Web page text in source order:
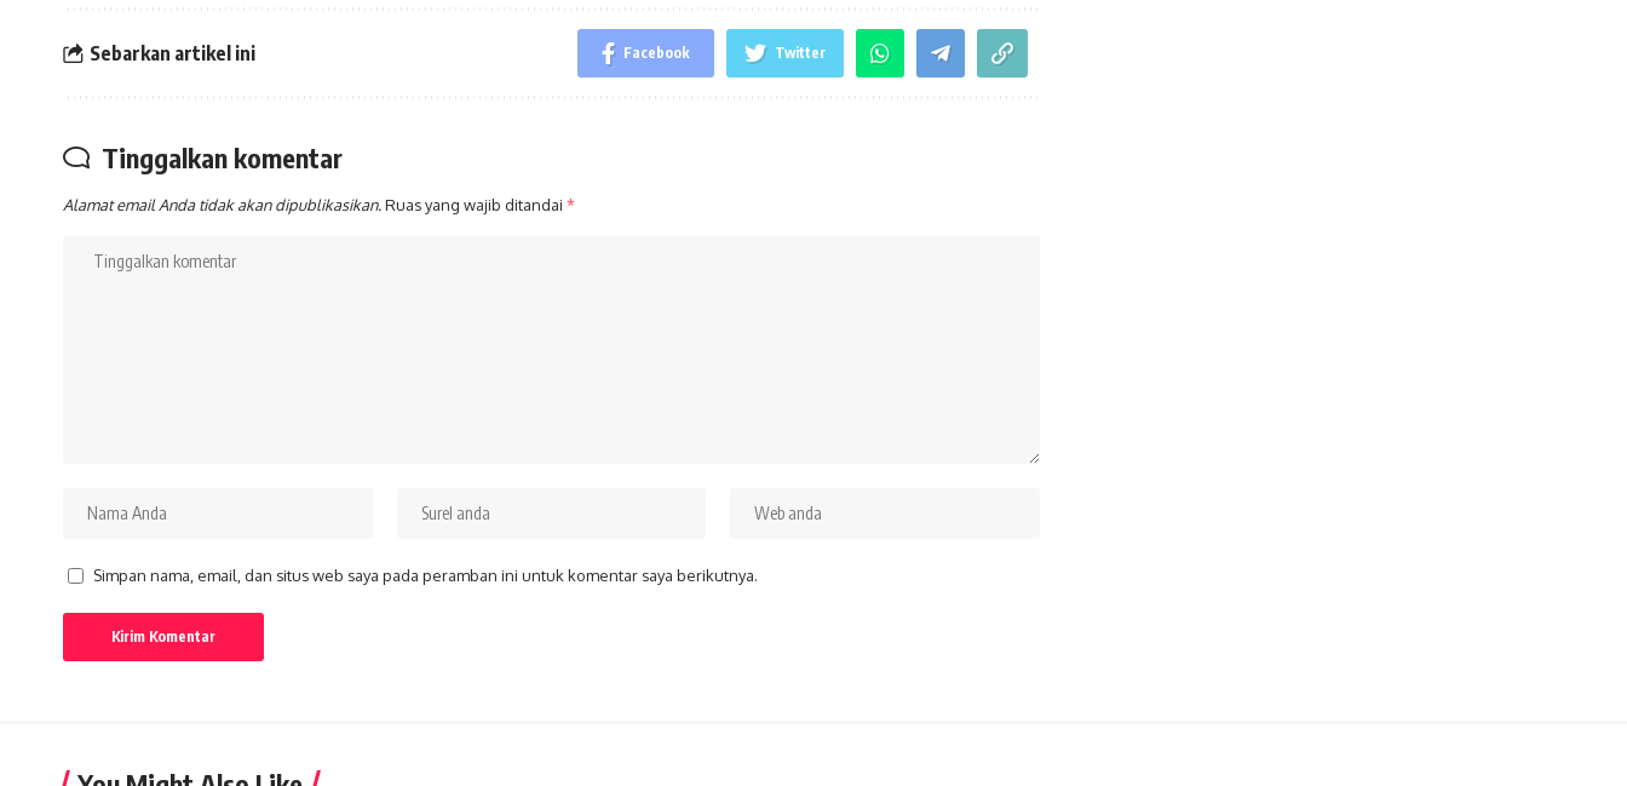
Sebarkan artikel ini Facebook Twitter
Tinggalkan komentar
Alamat email Anda tidak akan dipublikasikan.Ruas yang wajib ditandai *
Simpan nama, email, dan situs web saya pada peramban ini untuk komentar saya berikutnya.